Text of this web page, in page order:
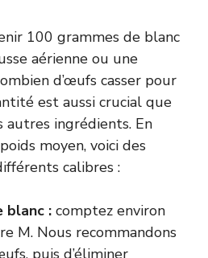
100 grammes de blanc
aérienne ou une
d’œufs casser pour
est aussi crucial que
autres ingrédients. En
moyen, voici des
calibres :
blanc : comptez environ
M. Nous recommandons
puis d’éliminer